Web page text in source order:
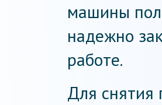
машины
надежно
работе.
Для снятия